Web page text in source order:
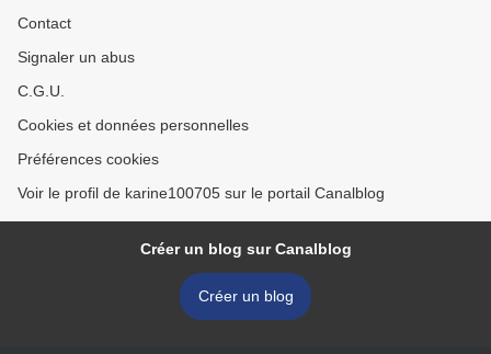
Contact
Signaler un abus
C.G.U.
Cookies et données personnelles
Préférences cookies
Voir le profil de karine100705 sur le portail Canalblog
Créer un blog sur Canalblog
Créer un blog